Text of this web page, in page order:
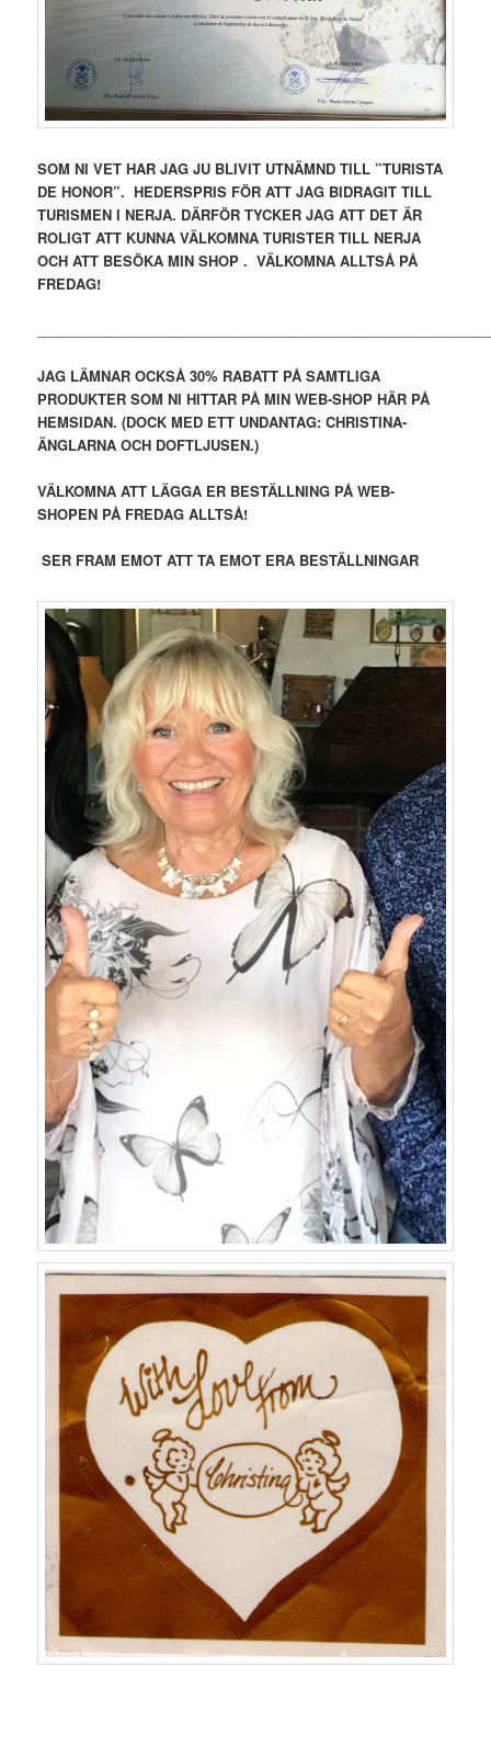
SOM NI VET HAR JAG JU BLIVIT UTNÄMND TILL ”TURISTA
DE HONOR”. HEDERSPRIS FÖR ATT JAG BIDRAGIT TILL
TURISMEN I NERJA. DÄRFÖR TYCKER JAG ATT DET ÄR
ROLIGT ATT KUNNA VÄLKOMNA TURISTER TILL NERJA
OCH ATT BESÖKA MIN SHOP . VÄLKOMNA ALLTSÅ PÅ
FREDAG!
JAG LÄMNAR OCKSÅ 30% RABATT PÅ SAMTLIGA
PRODUKTER SOM NI HITTAR PÅ MIN WEB-SHOP HÄR PÅ
HEMSIDAN. (DOCK MED ETT UNDANTAG: CHRISTINA-
ÄNGLARNA OCH DOFTLJUSEN.)
VÄLKOMNA ATT LÄGGA ER BESTÄLLNING PÅ WEB-
SHOPEN PÅ FREDAG ALLTSÅ!
SER FRAM EMOT ATT TA EMOT ERA BESTÄLLNINGAR